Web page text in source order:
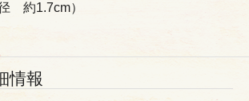
約1.7cm）
情報